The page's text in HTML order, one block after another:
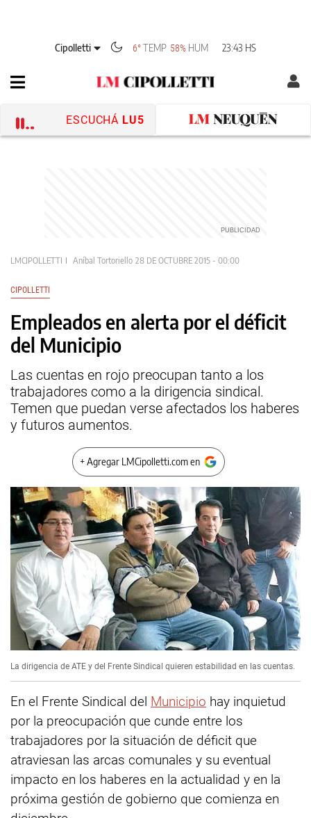
Cipolletti 6° TEMP 58% HUM 23:43 HS
ESCUCHÁ LU5
LMCIPOLLETTI Aníbal Tortoriello 28 DE OCTUBRE 2015 - 00:00
CIPOLLETTI
Empleados en alerta por el déficit
del Municipio
Las cuentas en rojo preocupan tanto a los
trabajadores como a la dirigencia sindical.
Temen que puedan verse afectados los haberes
y futuros aumentos.
+ Agregar LMCipolletti.com en
La dirigencia de ATE y del Frente Sindical quieren estabilidad en las cuentas.
En el Frente Sindical del Municipio hay inquietud
por la preocupación que cunde entre los
trabajadores por la situación de déficit que
atraviesan las arcas comunales y su eventual
impacto en los haberes en la actualidad y en la
próxima gestión de gobierno que comienza en